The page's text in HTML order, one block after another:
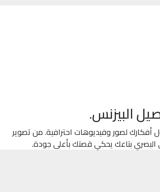
البيزنس.
لصور وفيديوهات احترافية. من تصوير
البصري بتاعك يحكي قصتك بأعلى جودة.